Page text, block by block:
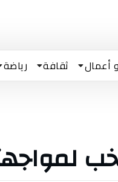
أعمال ثقافة رياضة